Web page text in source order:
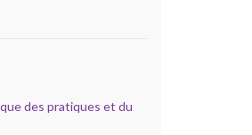
des pratiques et du